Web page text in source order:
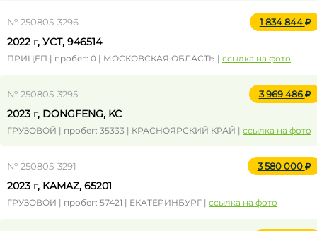
№ 250805-3296 1 834 844
2022 г, УСТ, 946514
ПРИЦЕП | пробег: 0 | МОСКОВСКАЯ ОБЛАСТЬ | ссылка на фото
№ 250805-3295 3 969 486
2023 г, DONGFENG, KC
ГРУЗОВОЙ | пробег: 35333 | КРАСНОЯРСКИЙ КРАЙ | ссылка на фото
№ 250805-3291 3 580 000
2023 г, KAMAZ, 65201
ГРУЗОВОЙ | пробег: 57421 | ЕКАТЕРИНБУРГ | ссылка на фото